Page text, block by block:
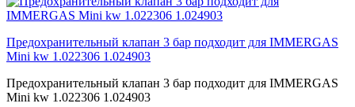
Предохранительный клапан 3 бар подходит для IMMERGAS
Mini kw 1.022306 1.024903
Предохранительный клапан 3 бар подходит для IMMERGAS
Mini kw 1.022306 1.024903